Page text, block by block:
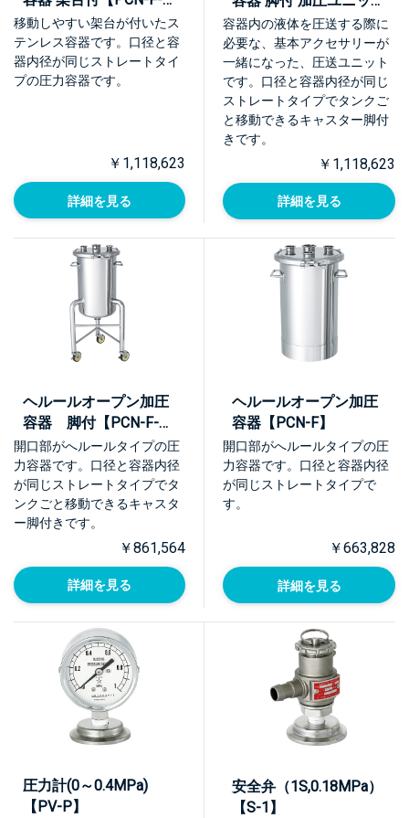
ASC】
移動しやすい架台が付いたス
テンレス容器です。口径と容
器内径が同じストレートタイ
プの圧力容器です。
￥1,118,623
詳細を見る
【PCN-F-L-UT】
容器内の液体を圧送する際に
必要な、基本アクセサリーが
一緒になった、圧送ユニット
です。口径と容器内径が同じ
ストレートタイプでタンクご
と移動できるキャスター脚付
きです。
￥1,118,623
詳細を見る
ヘルールオープン加圧
容器 脚付【PCN-F-
L】
開口部がへルールタイプの圧
力容器です。口径と容器内径
が同じストレートタイプでタ
ンクごと移動できるキャスタ
ー脚付きです。
￥861,564
詳細を見る
ヘルールオープン加圧
容器【PCN-F】
開口部がへルールタイプの圧
力容器です。口径と容器内径
が同じストレートタイプで
す。
￥663,828
詳細を見る
圧力計(0～0.4MPa)
【PV-P】
安全弁（1S,0.18MPa）
【S-1】